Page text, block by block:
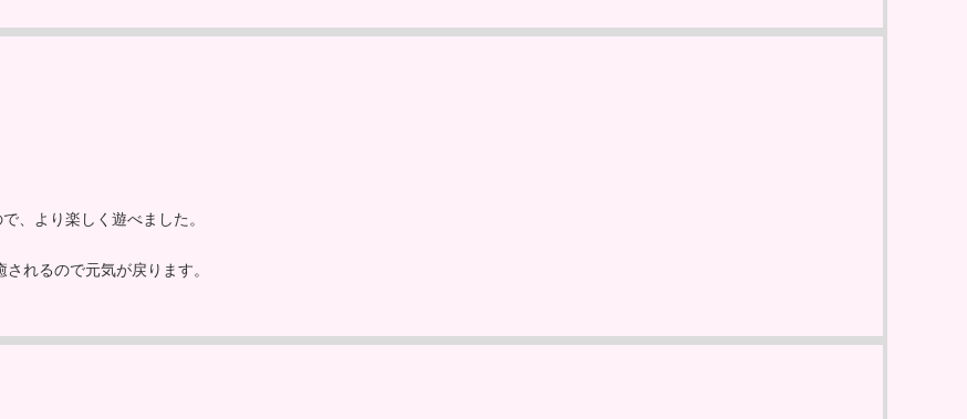
、より楽しく遊べました。
れるので元気が戻ります。